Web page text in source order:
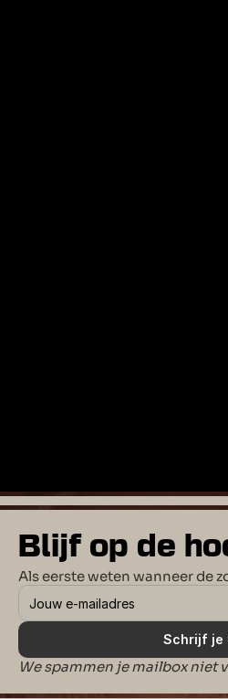
Blijf op de
Als eerste weten wanneer de
Schrijf je
We spammen je mailbox niet